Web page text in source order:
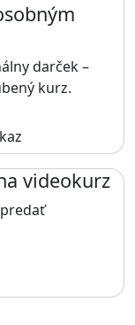
darček –
kurz.
videokurz